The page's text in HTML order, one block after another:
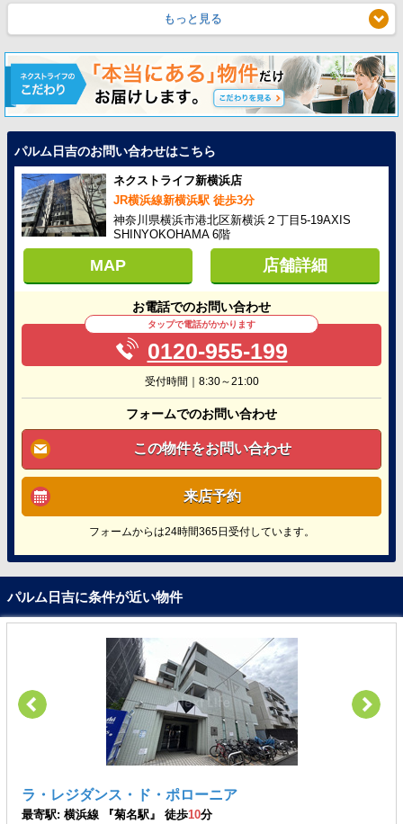
もっと見る
パルム日吉のお問い合わせはこちら
ネクストライフ新横浜店
JR横浜線新横浜駅 徒歩3分
神奈川県横浜市港北区新横浜２丁目5-19AXIS
SHINYOKOHAMA 6階
MAP 店舗詳細
お電話でのお問い合わせ
タップで電話がかかります
0120-955-199
受付時間｜8:30～21:00
フォームでのお問い合わせ
この物件をお問い合わせ
来店予約
フォームからは24時間365日受付しています。
パルム日吉に条件が近い物件
ラ・レジダンス・ド・ポローニア
最寄駅: 横浜線 『菊名駅』 徒歩10分